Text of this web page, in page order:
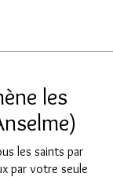
les
les saints par
par votre seule